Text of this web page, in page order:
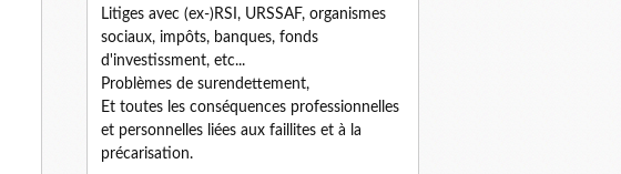
Litiges avec (ex-)RSI, URSSAF, organismes
sociaux, impôts, banques, fonds
d'investissment, etc...
Problèmes de surendettement,
Et toutes les conséquences professionnelles
et personnelles liées aux faillites et à la
précarisation.